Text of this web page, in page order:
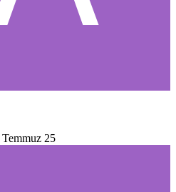
Temmuz 25